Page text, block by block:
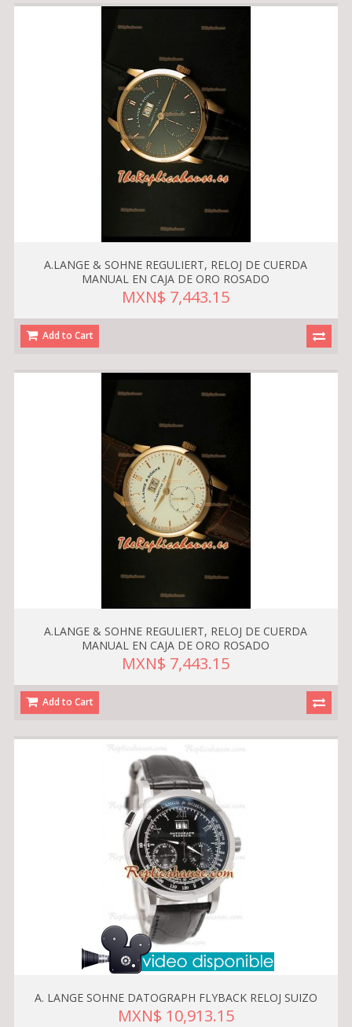
A.LANGE & SOHNE REGULIERT, RELOJ DE CUERDA
MANUAL EN CAJA DE ORO ROSADO
MXN$ 7,443.15
Add to Cart
A.LANGE & SOHNE REGULIERT, RELOJ DE CUERDA
MANUAL EN CAJA DE ORO ROSADO
MXN$ 7,443.15
Add to Cart
A. LANGE SOHNE DATOGRAPH FLYBACK RELOJ SUIZO
MXN$ 10,913.15